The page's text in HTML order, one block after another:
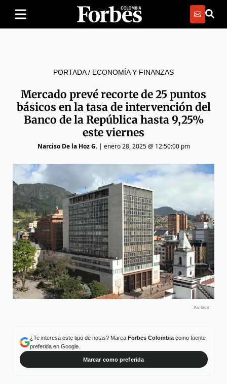
PORTADA/ ECONOMÍA Y FINANZAS
Mercado prevé recorte de 25 puntos
básicos en la tasa de intervención del
Banco de la República hasta 9,25%
este viernes
Narciso De la Hoz G.| enero 28, 2025 @ 12:50:00 pm
Archivo
¿Te interesa este tipo de notas? Marca Forbes Colombiacomo fuente
preferida en Google.
Marcar como preferida